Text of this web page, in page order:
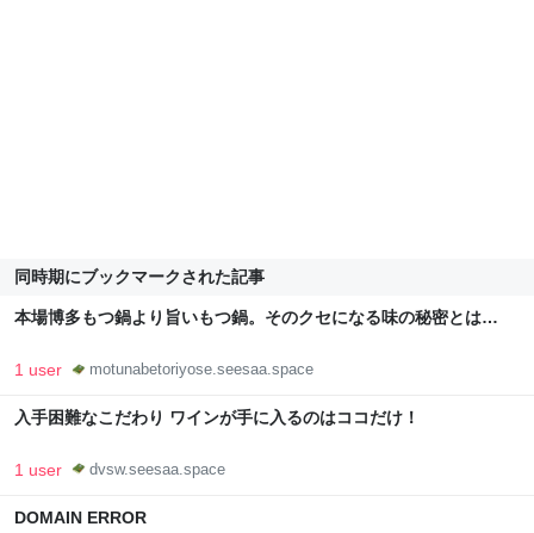
同時期にブックマークされた記事
本場博多もつ鍋より旨いもつ鍋。そのクセになる味の秘密とは…
1 user motunabetoriyose.seesaa.space
入手困難なこだわり ワインが手に入るのはココだけ！
1 user dvsw.seesaa.space
DOMAIN ERROR